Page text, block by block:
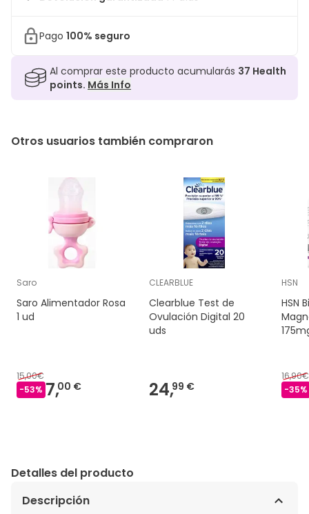
Pago 100% seguro
Al comprar este producto acumularás 37 Health
points. Más Info
Otros usuarios también compraron
Saro
Saro Alimentador Rosa
1 ud
15,00€
-53% 7,00 €
CLEARBLUE
Clearblue Test de
Ovulación Digital 20
uds
24,99 €
HSN
HSN
16,90€
-35%
Detalles del producto
Descripción